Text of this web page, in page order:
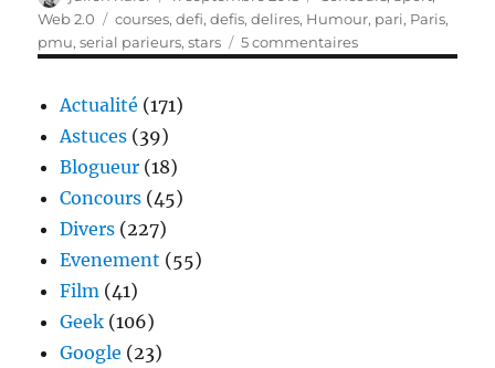
le
Web 2.0
Étiquettes
courses,defi,defis,delires, Humour, pari, Paris,
pmu,serial parieurs,stars 5 commentairessur
Serials
Actualité (171)
Astuces (39)
Blogueur (18)
Concours (45)
Divers (227)
Evenement (55)
Film (41)
Geek (106)
Google (23)